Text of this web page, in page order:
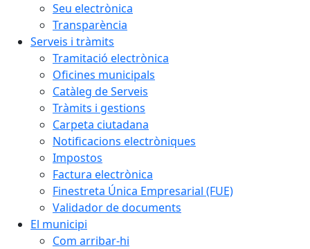
Seu electrònica
Transparència
Serveis i tràmits
Tramitació electrònica
Oficines municipals
Catàleg de Serveis
Tràmits i gestions
Carpeta ciutadana
Notificacions electròniques
Impostos
Factura electrònica
Finestreta Única Empresarial (FUE)
Validador de documents
El municipi
Com arribar-hi